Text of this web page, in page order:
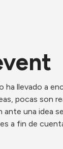
llevado a
pocas son
una idea
a fin de